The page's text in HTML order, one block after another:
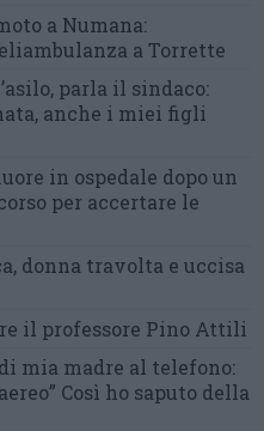
a Numana:
a Torrette
parla il sindaco:
anche i miei figli
in ospedale dopo un
per accertare le
donna travolta e uccisa
il professore Pino Attili
mia madre al telefono:
Così ho saputo della